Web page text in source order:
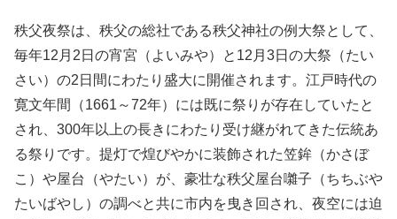
秩父夜祭は、秩父の総社である秩父神社の例大祭として、
毎年12月2日の宵宮（よいみや）と12月3日の大祭（たい
さい）の2日間にわたり盛大に開催されます。江戸時代の
寛文年間（1661～72年）には既に祭りが存在していたと
され、300年以上の長きにわたり受け継がれてきた伝統あ
る祭りです。提灯で煌びやかに装飾された笠鉾（かさぼ
こ）や屋台（やたい）が、豪壮な秩父屋台囃子（ちちぶや
たいばやし）の調べと共に市内を曳き回され、夜空には迫